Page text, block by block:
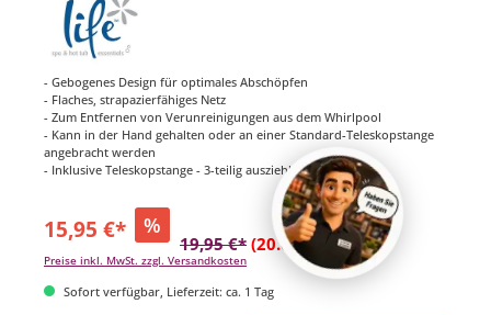
- Gebogenes Design für optimales Abschöpfen
- Flaches, strapazierfähiges Netz
- Zum Entfernen von Verunreinigungen aus dem Whirlpool
- Kann in der Hand gehalten oder an einer Standard-Teleskopstange
angebracht werden
- Inklusive Teleskopstange - 3-teilig ausziehbar (92 - 153 cm)
15,95 €* %
19,95 €* (20.05% gespart)
Preise inkl. MwSt. zzgl. Versandkosten
Sofort verfügbar, Lieferzeit: ca. 1 Tag